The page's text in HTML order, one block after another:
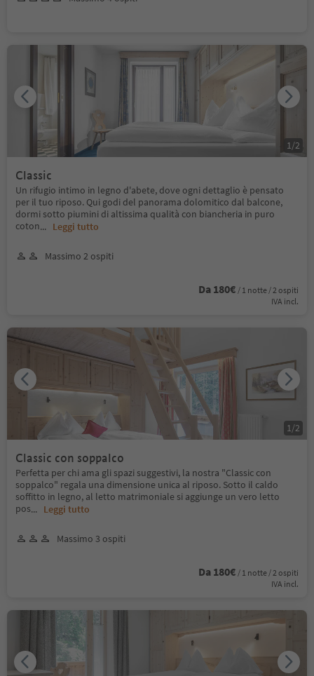
Classic
Un rifugio intimo in legno d'abete, dove ogni dettaglio è pensato
per il tuo riposo. Qui godi del panorama dolomitico dal balcone,
dormi sotto piumini di altissima qualità con biancheria in puro
coton... Leggi tutto
Massimo 2 ospiti
Da 180€ / 1 notte / 2 ospiti
IVA incl.
1 /2
Classic con soppalco
Perfetta per chi ama gli spazi suggestivi, la nostra "Classic con
soppalco" regala una dimensione unica al riposo. Sotto il caldo
soffitto in legno, al letto matrimoniale si aggiunge un vero letto
pos... Leggi tutto
Massimo 3 ospiti
Da 180€ / 1 notte / 2 ospiti
IVA incl.
1 /2